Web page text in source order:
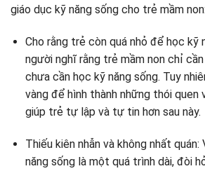
giáo dục kỹ năng sống cho trẻ mầm non:
Cho rằng trẻ còn quá nhỏ để học kỹ
người nghĩ rằng trẻ mầm non chỉ cần
chưa cần học kỹ năng sống. Tuy
vàng để hình thành những thói quen
giúp trẻ tự lập và tự tin hơn sau này.
Thiếu kiên nhẫn và không nhất quán:
năng sống là một quá trình dài, đòi